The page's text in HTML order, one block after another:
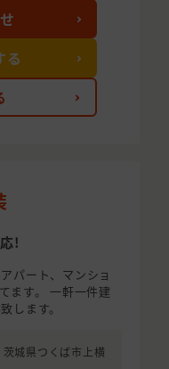
る
!
パート、マンショ
ます。 一軒一件建
します。
城県つくば市上横